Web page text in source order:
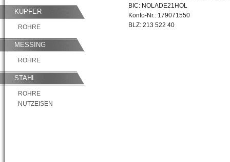
KUPFER
ROHRE
MESSING
ROHRE
STAHL
ROHRE
NUTZEISEN
BIC: NOLADE21HOL
Konto-Nr.: 179071550
BLZ: 213 522 40